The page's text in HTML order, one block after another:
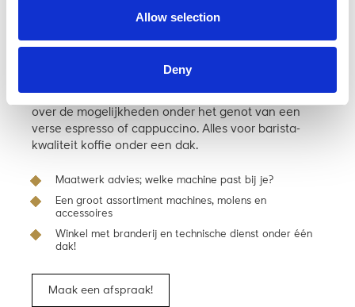
Allow selection
Deny
Kom langs en bekijk ‘m in de
In onze koffie-speeltuin adviseren we je uitgebreid
over de mogelijkheden onder het genot van een
verse espresso of cappuccino. Alles voor barista-
kwaliteit koffie onder een dak.
Maatwerk advies; welke machine past bij je?
Een groot assortiment machines, molens en
accessoires
Winkel met branderij en technische dienst onder één
dak!
Maak een afspraak!